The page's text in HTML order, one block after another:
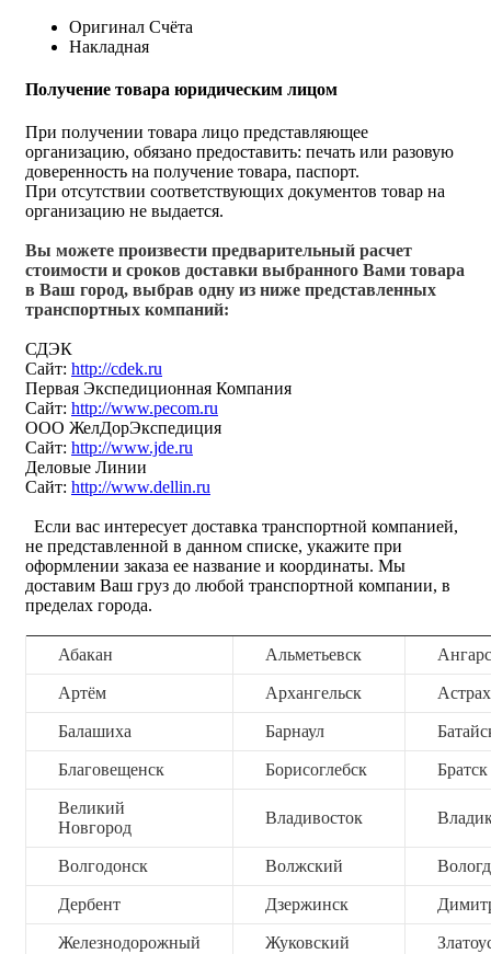
Оригинал Счёта
Накладная
Получение товара юридическим лицом
При получении товара лицо представляющее
организацию, обязано предоставить: печать или разовую
доверенность на получение товара, паспорт.
При отсутствии соответствующих документов товар на
организацию не выдается.
Вы можете произвести предварительный расчет
стоимости и сроков доставки выбранного Вами товара
в Ваш город, выбрав одну из ниже представленных
транспортных компаний:
СДЭК
Сайт: http://cdek.ru
Первая Экспедиционная Компания
Сайт: http://www.pecom.ru
ООО ЖелДорЭкспедиция
Сайт: http://www.jde.ru
Деловые Линии
Сайт: http://www.dellin.ru
Если вас интересует доставка транспортной компанией,
не представленной в данном списке, укажите при
оформлении заказа ее название и координаты. Мы
доставим Ваш груз до любой транспортной компании, в
пределах города.
Абакан Альметьевск
Артём Архангельск
Балашиха Барнаул
Благовещенск Борисоглебск Братск
Великий
Новгород
Владивосток
Волгодонск Волжский
Дербент Дзержинск
Железнодорожный Жуковский